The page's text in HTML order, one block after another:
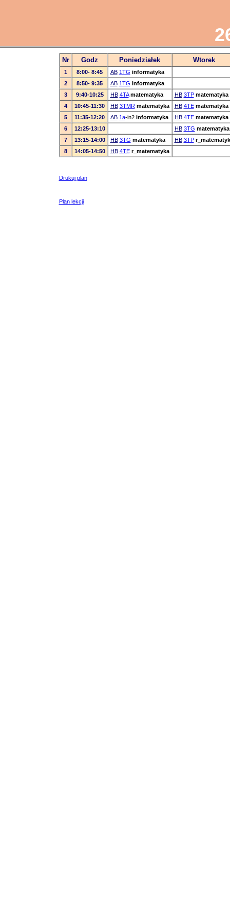
Nr Godz Poniedziałek Wtorek
1 8:00- 8:45 AB 1TG informatyka
2
8:50- 9:35 AB 1TG informatyka
3
9:40-10:25 HB 4TA matematyka HB 3TP matematyka
4
10:45-11:30 HB 3TMR matematyka HB 4TE matematyka
5
11:35-12:20 AB 1a-in2 informatyka HB 4TE matematyka
6
12:25-13:10 HB 3TG matematyka
7
13:15-14:00 HB 3TG matematyka HB 3TP
8
14:05-14:50 HB 4TE r_matematyka
Drukuj plan
Plan lekcji